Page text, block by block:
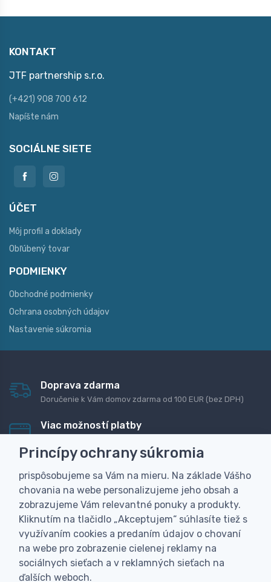
KONTAKT
JTF partnership s.r.o.
(+421) 908 700 612
Napíšte nám
SOCIÁLNE SIETE
ÚČET
Môj profil a doklady
Obľúbený tovar
PODMIENKY
Obchodné podmienky
Ochrana osobných údajov
Nastavenie súkromia
Doprava zdarma
Doručenie k Vám domov zdarma od 100 EUR (bez DPH)
Viac možností platby
dobierku
Personalizácia
Vyrobíme Vám vlastný originálny darček
Skúsenosť
Široký sortiment, z ktorého Vám pomôžeme vybrať
Princípy ochrany súkromia
prispôsobujeme sa Vám na mieru. Na základe Vášho
chovania na webe personalizujeme jeho obsah a
zobrazujeme Vám relevantné ponuky a produkty.
Kliknutím na tlačidlo „Akceptujem“ súhlasíte tiež s
využívaním cookies a predaním údajov o chovaní
na webe pro zobrazenie cielenej reklamy na
sociálnych sieťach a v reklamných sieťach na
ďalších weboch.